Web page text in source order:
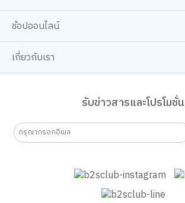
B2S CLUB
ช้อปออนไลน์
เกี่ยวกับเรา
รับข่าวสารและโปรโมชั่น